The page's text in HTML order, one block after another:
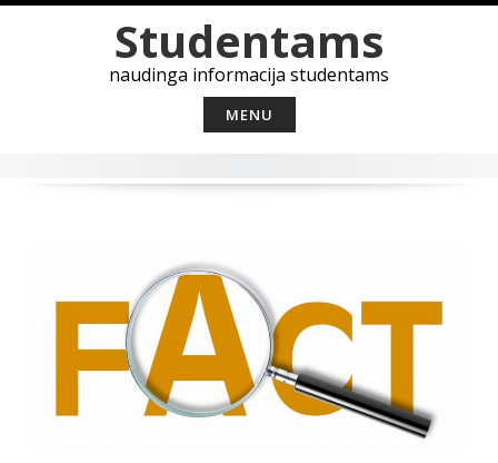
to
content
Studentams
naudinga informacija studentams
MENU